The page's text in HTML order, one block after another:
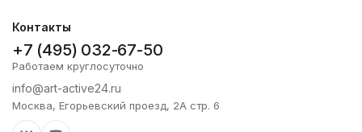
Контакты
+7 (495) 032-67-50
Работаем круглосуточно
info@art-active24.ru
Москва, Егорьевский проезд, 2А стр. 6